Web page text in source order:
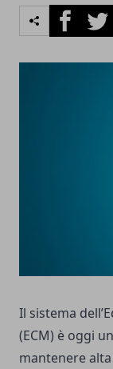
Facebook
Il sistema
(ECM) è oggi
mantenere